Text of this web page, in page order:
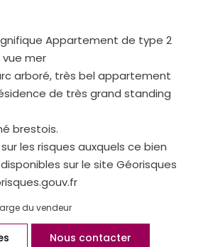
Appartement de type 2
mer
arboré, très bel appartement
de très grand standing
brestois.
les risques auxquels ce bien
sur le site Géorisques
du vendeur
Nous contacter